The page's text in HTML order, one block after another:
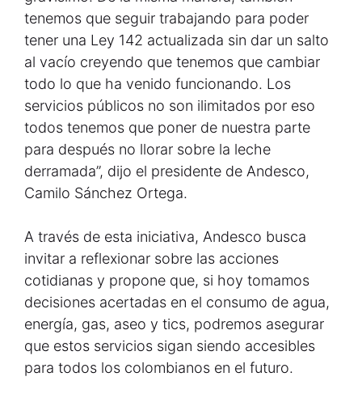
tenemos que seguir trabajando para poder
tener una Ley 142 actualizada sin dar un salto
al vacío creyendo que tenemos que cambiar
todo lo que ha venido funcionando. Los
servicios públicos no son ilimitados por eso
todos tenemos que poner de nuestra parte
para después no llorar sobre la leche
derramada”, dijo el presidente de Andesco,
Camilo Sánchez Ortega.
A través de esta iniciativa, Andesco busca
invitar a reflexionar sobre las acciones
cotidianas y propone que, si hoy tomamos
decisiones acertadas en el consumo de agua,
energía, gas, aseo y tics, podremos asegurar
que estos servicios sigan siendo accesibles
para todos los colombianos en el futuro.